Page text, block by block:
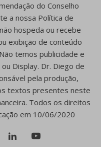
do Conselho
a nossa Política de
hospeda ou recebe
exibição de conteúdo
temos publicidade e
Display. Dr. Diego de
pela produção,
textos presentes neste
Todos os direitos
em 10/06/2020